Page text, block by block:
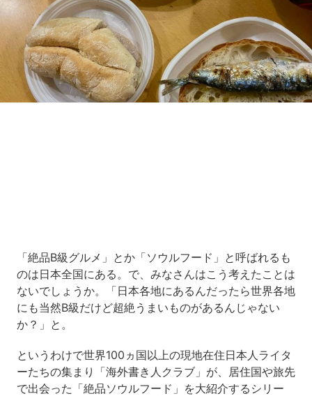
「絶品B級グルメ」とか「ソウルフード」と呼ばれるも
のは日本全国にある。で、みなさんはこう考えたことは
ないでしょうか。「日本各地にあるんだったら世界各地
にも当然B級だけど超絶うまいものがあるんじゃない
か？」と。
というわけで世界100ヵ国以上の現地在住日本人ライタ
ーたちの集まり「海外書き人クラブ」が、居住国や旅先
で出会った「絶品ソウルフード」を大紹介するシリー